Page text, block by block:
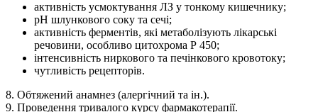
активність усмоктування ЛЗ у тонкому кишечнику;
рН шлункового соку та сечі;
активність ферментів, які метаболізують лікарські
речовини, особливо цитохрома Р 450;
інтенсивність ниркового та печінкового кровотоку;
чутливість рецепторів.
8. Обтяжений анамнез (алергічний та ін.).
9. Проведення тривалого курсу фармакотерапії.